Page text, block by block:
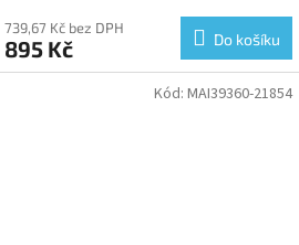
739,67 Kč bez DPH
895 Kč Do košíku
Kód: MAI39360-21854